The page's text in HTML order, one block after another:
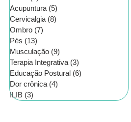
Acupuntura (5)
Cervicalgia (8)
Ombro (7)
Pés (13)
Musculação (9)
Terapia Integrativa (3)
Educação Postural (6)
Dor crônica (4)
ILIB (3)